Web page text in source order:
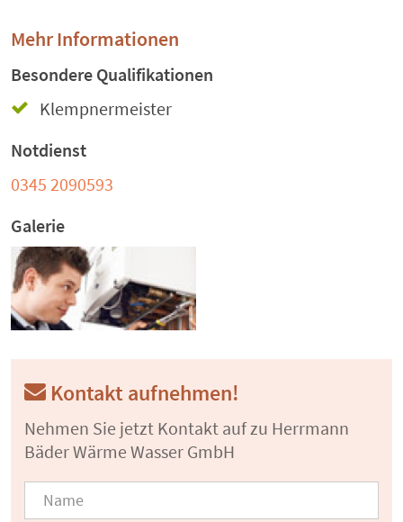
Mehr Informationen
Besondere Qualifikationen
Klempnermeister
Notdienst
0345 2090593
Galerie
Kontakt aufnehmen!
Nehmen Sie jetzt Kontakt auf zu Herrmann
Bäder Wärme Wasser GmbH